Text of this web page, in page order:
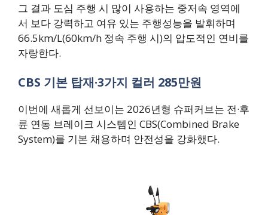
그 결과 도심 주행 시 많이 사용하는 중저속 영역에
서 보다 강력하고 여유 있는 주행성능을 발휘하며
66.5km/L(60km/h 정속 주행 시)의 압도적인 연비를
자랑한다.
CBS 기본 탑재·3가지 컬러 285만원
이번에 새롭게 선보이는 2026년형 슈퍼커브는 전·후
륜 연동 브레이크 시스템인 CBS(Combined Brake
System)를 기본 채용하며 안전성을 강화했다.